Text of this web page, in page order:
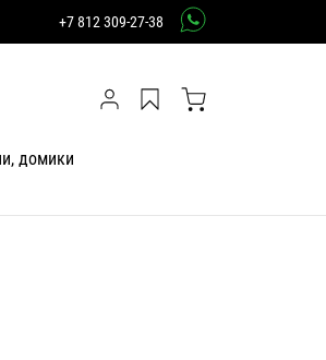
+7 812 309-27-38
домики